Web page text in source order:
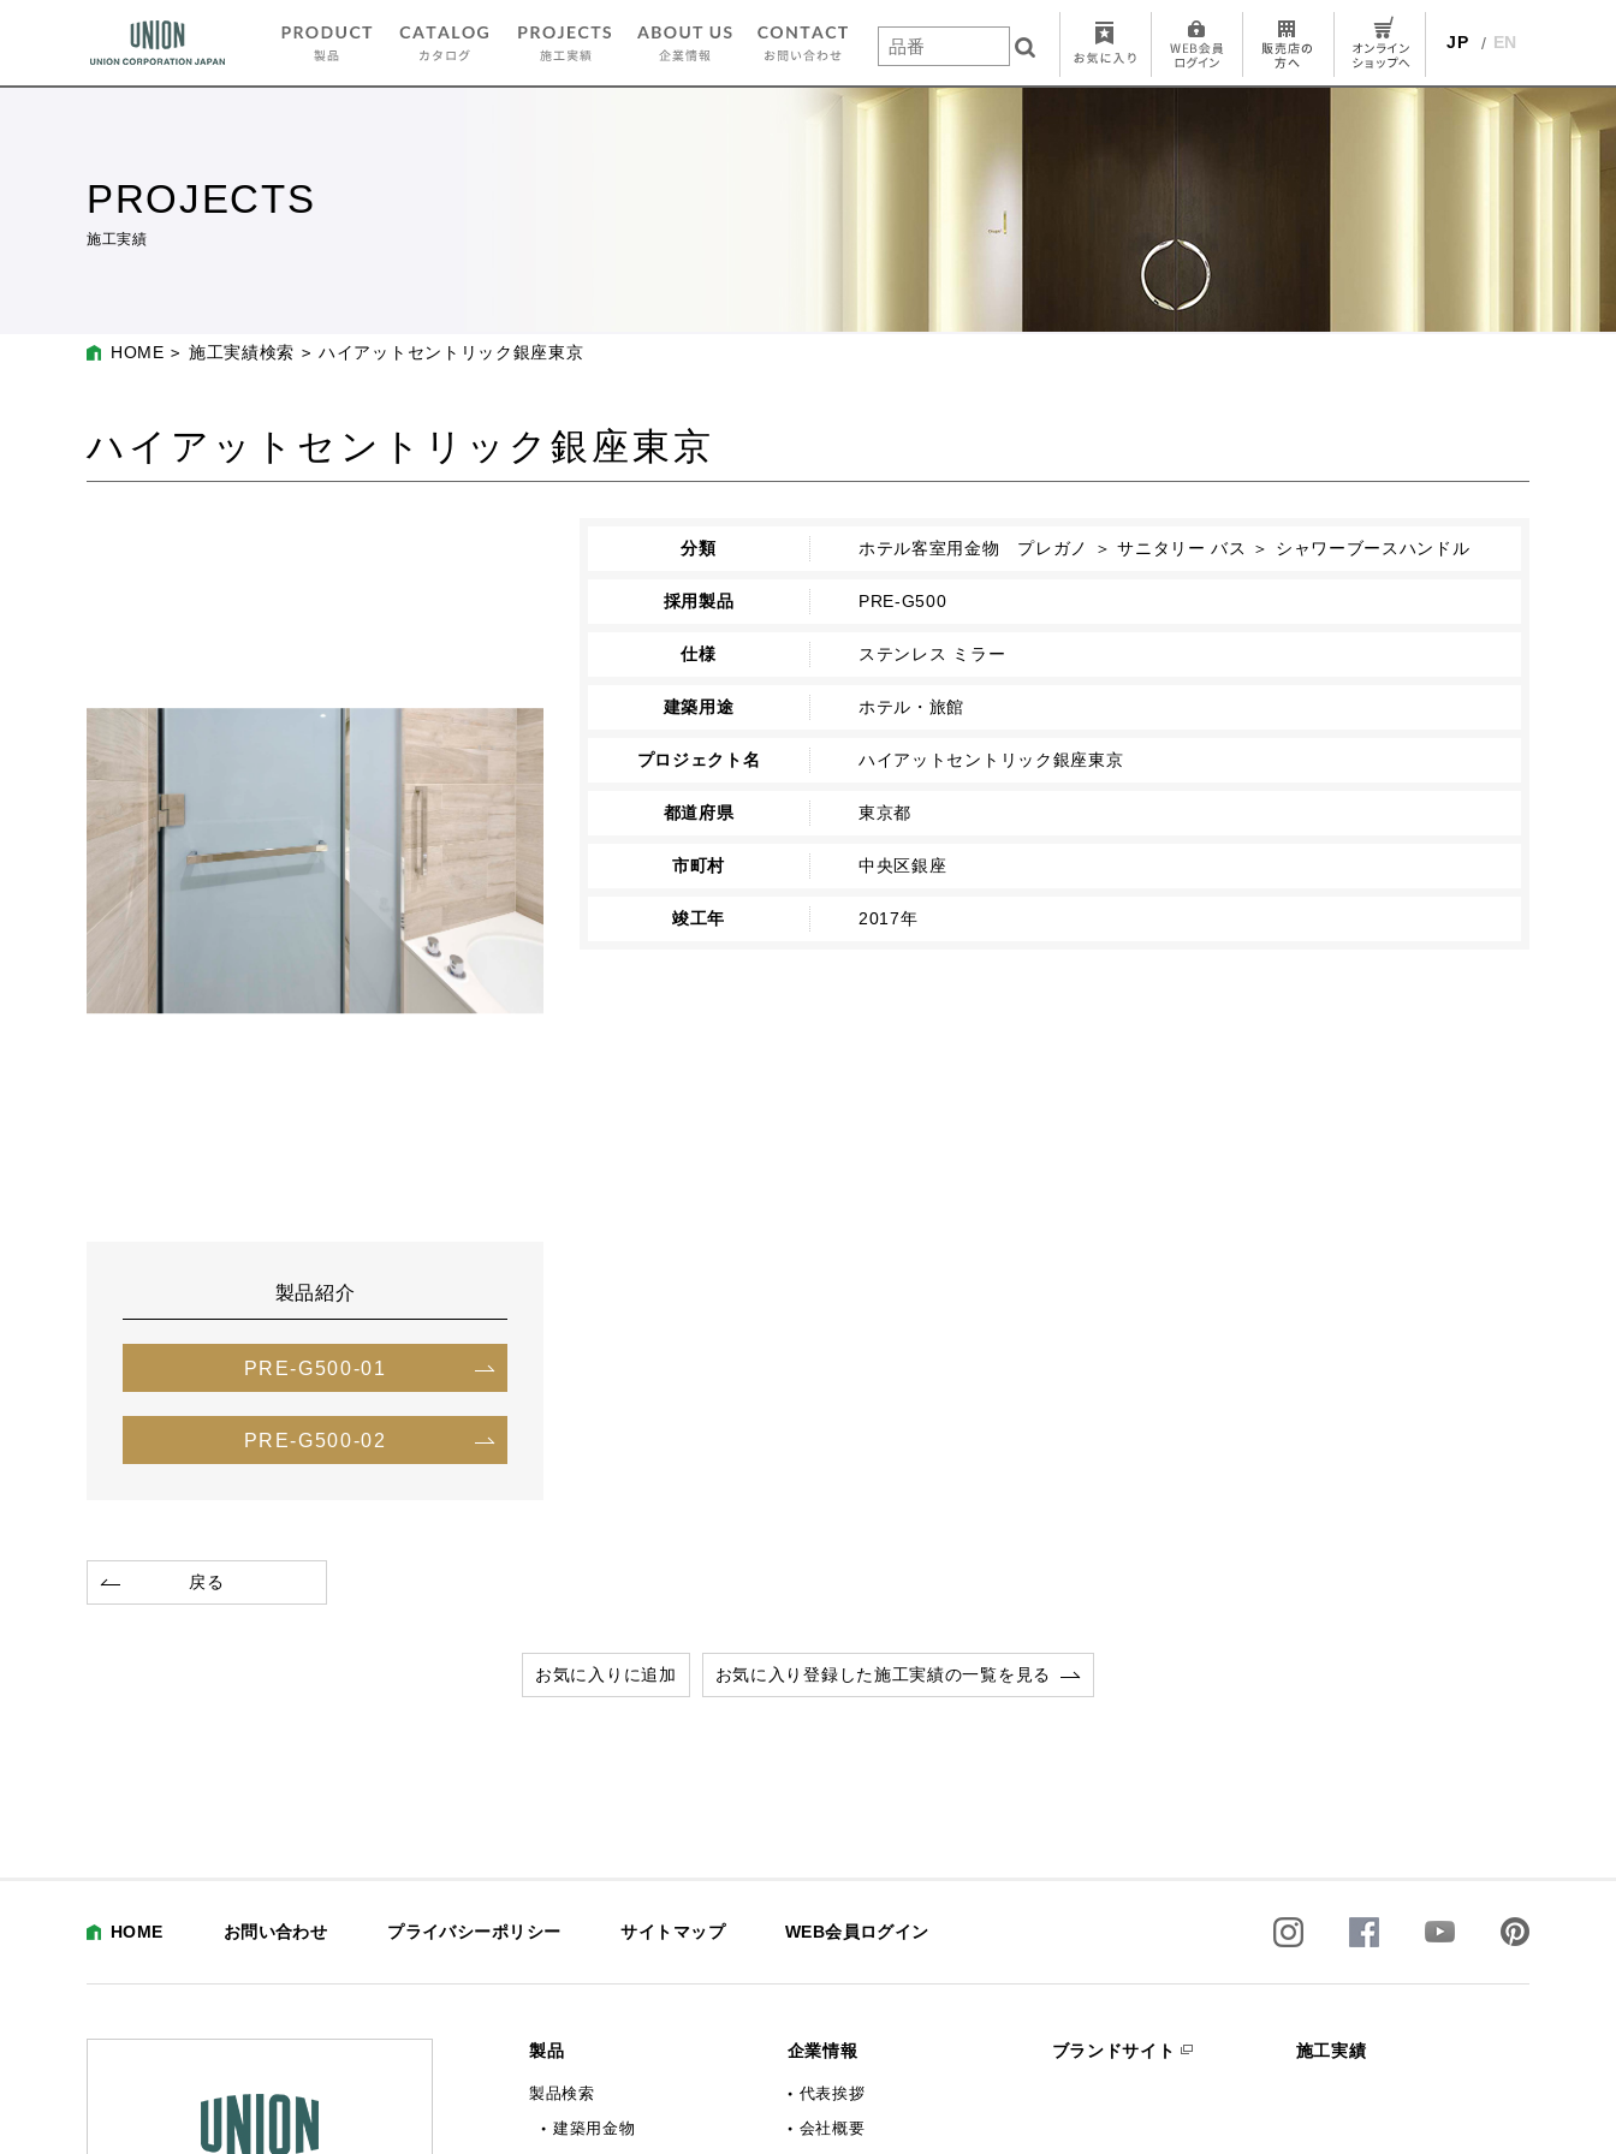
JP EN
PROJECTS
施工実績
HOME 施工実績検索 ハイアットセントリック銀座東京
ハイアットセントリック銀座東京
製品紹介
PRE-G500-01
PRE-G500-02
分類 ホテル客室用金物 プレガノ ＞ サニタリー バス ＞ シャワーブースハンドル
採用製品 PRE-G500
仕様 ステンレス ミラー
建築用途 ホテル・旅館
プロジェクト名 ハイアットセントリック銀座東京
都道府県 東京都
市町村 中央区銀座
竣工年 2017年
戻る
お気に入りに追加 お気に入り登録した施工実績の一覧を見る
HOME お問い合わせ プライバシーポリシー サイトマップ WEB会員ログイン
製品
製品検索
建築用金物
企業情報
代表挨拶
会社概要
ブランドサイト 施工実績